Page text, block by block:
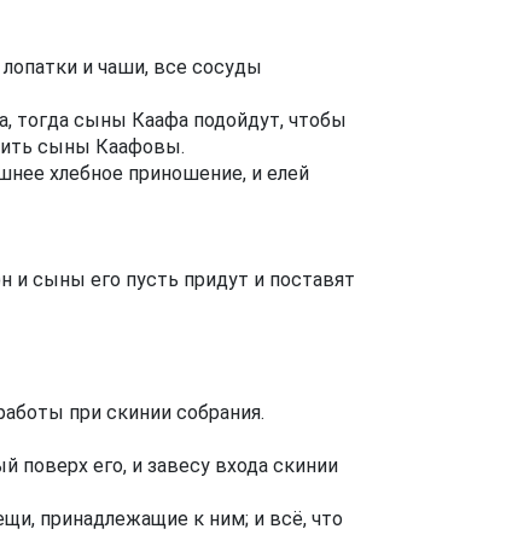
и чаши, все сосуды
тогда сыны Каафа подойдут, чтобы
сыны Каафовы.
хлебное приношение, и елей
и сыны его пусть придут и поставят
при скинии собрания.
его, и завесу входа скинии
принадлежащие к ним; и всё, что